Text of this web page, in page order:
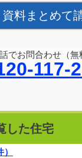
料まとめて
でお問合わせ（無
117-
した住宅
）